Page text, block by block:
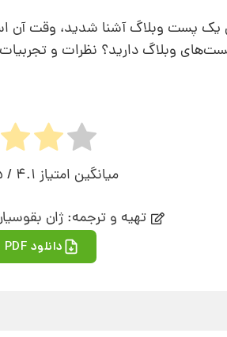
یک پست وبلاگ آشنا شدید، وقت آن
وبلاگ دارید؟ نظرات و تجربیات
میانگین امتیاز 4.1 / 5. تعداد آرا:
تهیه و ترجمه: ژان
دانلود PDF این مقاله